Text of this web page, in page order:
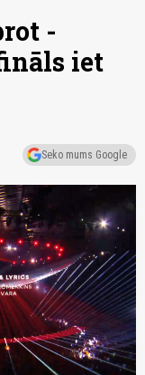
-
iet
Seko mums Google